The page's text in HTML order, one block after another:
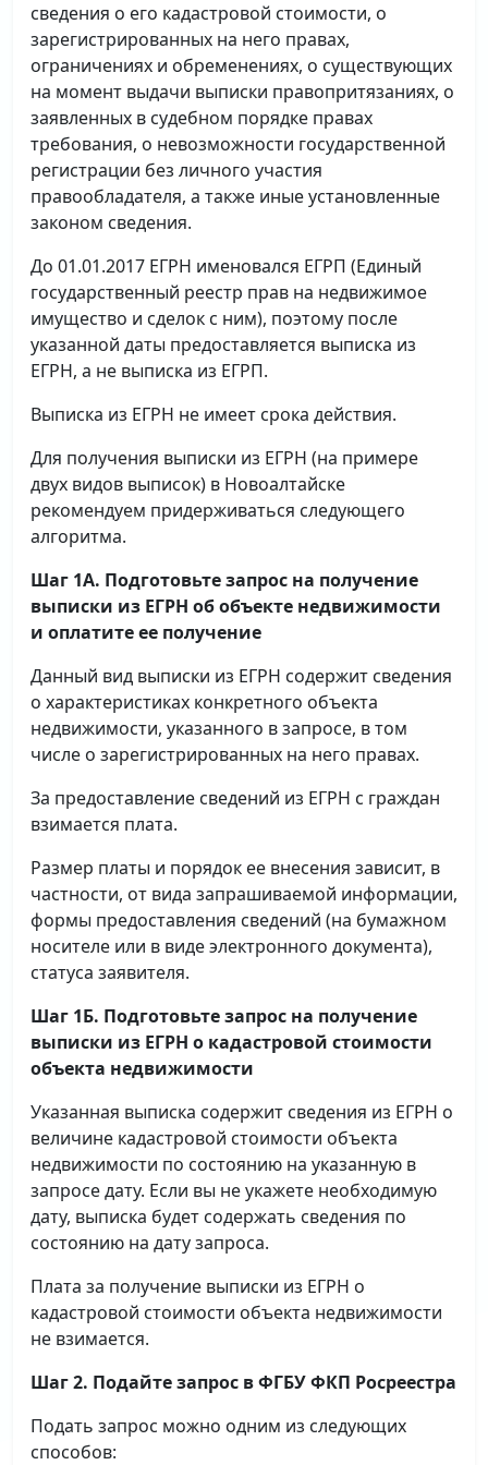
сведения о его кадастровой стоимости, о
зарегистрированных на него правах,
ограничениях и обременениях, о существующих
на момент выдачи выписки правопритязаниях, о
заявленных в судебном порядке правах
требования, о невозможности государственной
регистрации без личного участия
правообладателя, а также иные установленные
законом сведения.
До 01.01.2017 ЕГРН именовался ЕГРП (Единый
государственный реестр прав на недвижимое
имущество и сделок с ним), поэтому после
указанной даты предоставляется выписка из
ЕГРН, а не выписка из ЕГРП.
Выписка из ЕГРН не имеет срока действия.
Для получения выписки из ЕГРН (на примере
двух видов выписок) в Новоалтайске
рекомендуем придерживаться следующего
алгоритма.
Шаг 1А. Подготовьте запрос на получение
выписки из ЕГРН об объекте недвижимости
и оплатите ее получение
Данный вид выписки из ЕГРН содержит сведения
о характеристиках конкретного объекта
недвижимости, указанного в запросе, в том
числе о зарегистрированных на него правах.
За предоставление сведений из ЕГРН с граждан
взимается плата.
Размер платы и порядок ее внесения зависит, в
частности, от вида запрашиваемой информации,
формы предоставления сведений (на бумажном
носителе или в виде электронного документа),
статуса заявителя.
Шаг 1Б. Подготовьте запрос на получение
выписки из ЕГРН о кадастровой стоимости
объекта недвижимости
Указанная выписка содержит сведения из ЕГРН о
величине кадастровой стоимости объекта
недвижимости по состоянию на указанную в
запросе дату. Если вы не укажете необходимую
дату, выписка будет содержать сведения по
состоянию на дату запроса.
Плата за получение выписки из ЕГРН о
кадастровой стоимости объекта недвижимости
не взимается.
Шаг 2. Подайте запрос в ФГБУ ФКП Росреестра
Подать запрос можно одним из следующих
способов: